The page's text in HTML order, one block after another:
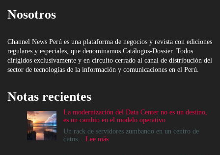
Nosotros
Channel News Perú es una plataforma de negocios y revista con ediciones
regulares y especiales, que denominamos Catálogos-Dossier. Todos
dirigidos exclusivamente y en circuito cerrado al canal de distribución del
sector de tecnologías de la información y comunicaciones en el Perú.
Notas recientes
La modernización del Data Center no es un destino,
es un cambio en el modelo operativo
Un rack de servidores zumbando en un centro de
datos... Lee más: